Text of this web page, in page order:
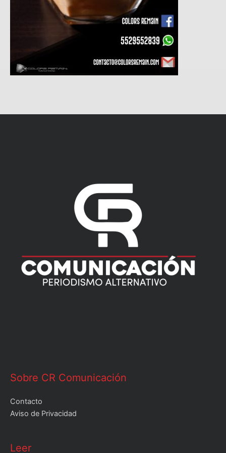
Sobre CR Comunicación
Contacto
Aviso de Privacidad
Leer
Leer